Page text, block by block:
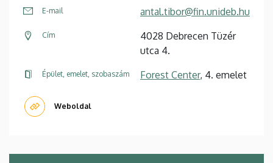
E-mail antal.tibor@fin.unideb.hu
Cím
4028 Debrecen Tüzér
utca 4.
Épület, emelet, szobaszám Forest Center, 4. emelet
Weboldal